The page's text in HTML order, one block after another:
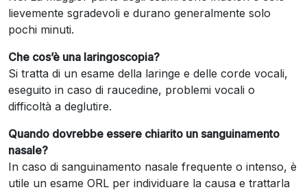
lievemente sgradevoli e durano generalmente solo
pochi minuti.
Che cos’è una laringoscopia?
Si tratta di un esame della laringe e delle corde vocali,
eseguito in caso di raucedine, problemi vocali o
difficoltà a deglutire.
Quando dovrebbe essere chiarito un sanguinamento
nasale?
In caso di sanguinamento nasale frequente o intenso, è
utile un esame ORL per individuare la causa e trattarla